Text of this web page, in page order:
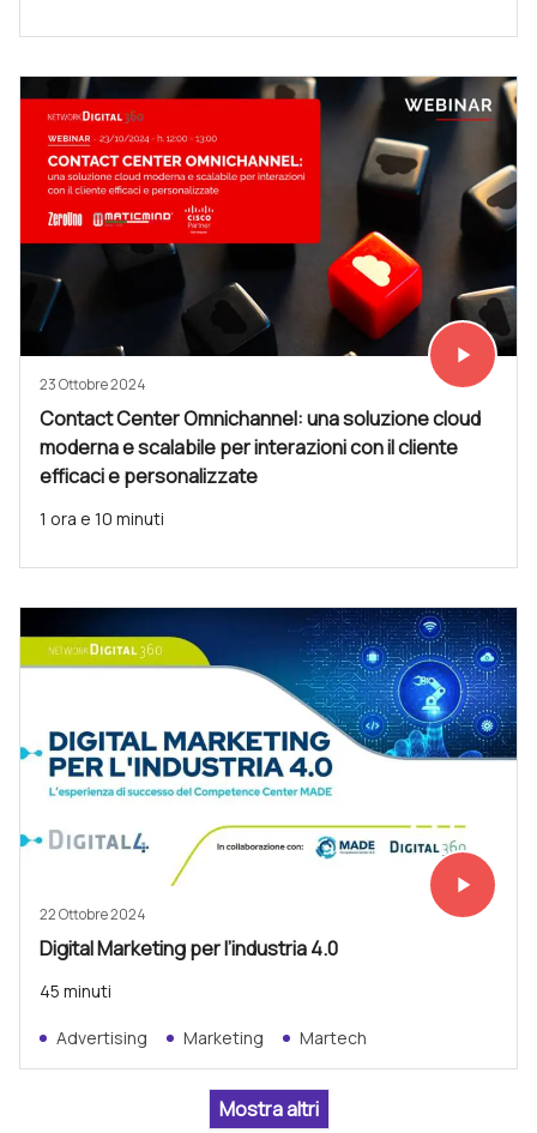
Vedi subito
play_arrow
23 Ottobre 2024
Contact Center Omnichannel: una soluzione cloud
moderna e scalabile per interazioni con il cliente
efficaci e personalizzate
1 ora e 10 minuti
Vedi subito
play_arrow
22 Ottobre 2024
Digital Marketing per l’industria 4.0
45 minuti
Advertising Marketing Martech